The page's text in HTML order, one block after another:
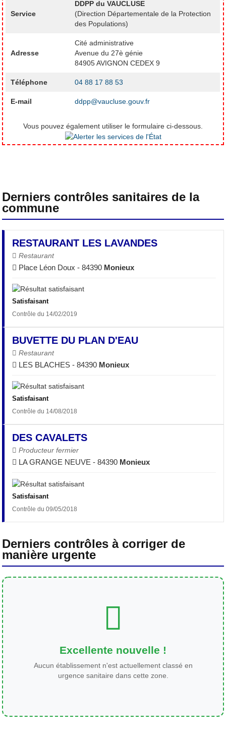
Service
DDPP du VAUCLUSE
(Direction Départementale de la Protection
des Populations)
Adresse
Cité administrative
Avenue du 27è génie
84905 AVIGNON CEDEX 9
Téléphone 04 88 17 88 53
E-mail ddpp@vaucluse.gouv.fr
Vous pouvez également utiliser le formulaire ci-dessous.
Derniers contrôles sanitaires de la
commune
RESTAURANT LES LAVANDES
Restaurant
Place Léon Doux - 84390 Monieux
Satisfaisant
Contrôle du 14/02/2019
BUVETTE DU PLAN D'EAU
Restaurant
LES BLACHES - 84390 Monieux
Satisfaisant
Contrôle du 14/08/2018
DES CAVALETS
Producteur fermier
LA GRANGE NEUVE - 84390 Monieux
Satisfaisant
Contrôle du 09/05/2018
Derniers contrôles à corriger de
manière urgente
Excellente nouvelle !
Aucun établissement n'est actuellement classé en
urgence sanitaire dans cette zone.